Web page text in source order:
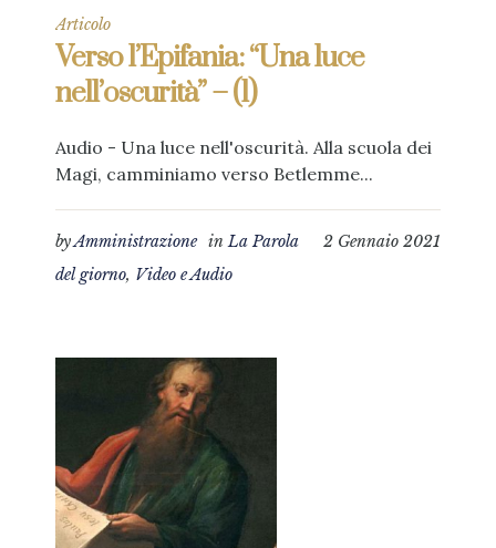
Articolo
Verso l’Epifania: “Una luce
nell’oscurità” – (1)
Audio - Una luce nell'oscurità. Alla scuola dei
Magi, camminiamo verso Betlemme...
2 Gennaio 2021
byAmministrazione inLa Parola
del giorno, Video e Audio